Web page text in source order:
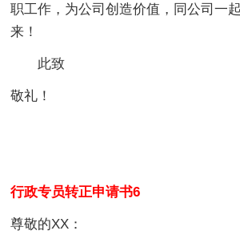
职工作，为公司创造价值，同公司一
来！
此致
敬礼！
行政专员转正申请书6
尊敬的XX：